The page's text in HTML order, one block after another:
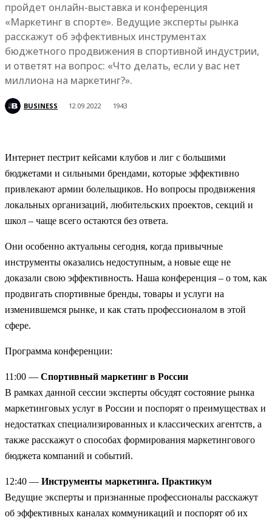
пройдет онлайн-выставка и конференция
«Маркетинг в спорте». Ведущие эксперты рынка
расскажут об эффективных инструментах
бюджетного продвижения в спортивной индустрии,
и ответят на вопрос: «Что делать, если у вас нет
миллиона на маркетинг?».
BUSINESS 12.09.2022 1943
Интернет пестрит кейсами клубов и лиг с большими
бюджетами и сильными брендами, которые эффективно
привлекают армии болельщиков. Но вопросы продвижения
локальных организаций, любительских проектов, секций и
школ – чаще всего остаются без ответа.
Они особенно актуальны сегодня, когда привычные
инструменты оказались недоступным, а новые еще не
доказали свою эффективность. Наша конференция – о том, как
продвигать спортивные бренды, товары и услуги на
изменившемся рынке, и как стать профессионалом в этой
сфере.
Программа конференции:
11:00 — Спортивный маркетинг в России
В рамках данной сессии эксперты обсудят состояние рынка
маркетинговых услуг в России и поспорят о преимуществах и
недостатках специализированных и классических агентств, а
также расскажут о способах формирования маркетингового
бюджета компаний и событий.
12:40 — Инструменты маркетинга. Практикум
Ведущие эксперты и признанные профессионалы расскажут
об эффективных каналах коммуникаций и поспорят об их